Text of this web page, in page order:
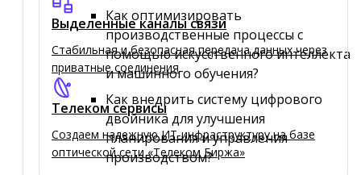
Выделенные каналы связи
Стабильная и безопасная передача данных через
приватные соединения
Телеком сервисы
Создаем надежную ИТ-инфраструктуру на базе
оптической сети «Телеком Биржа»
Как оптимизировать
производственные процессы с
помощью искусственного интеллекта
и машинного обучения?
Как внедрить систему цифрового
двойника для улучшения
планирования и управления
производством?